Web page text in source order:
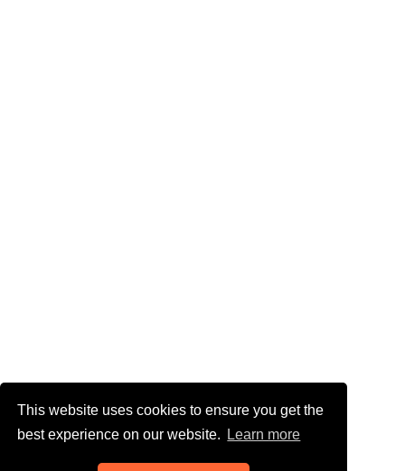
This website uses cookies to ensure you get the
best experience on our website.
Learn more